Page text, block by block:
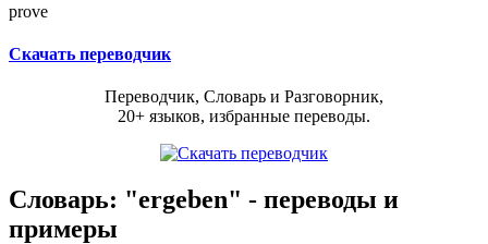
prove
Скачать переводчик
Переводчик, Словарь и Разговорник,
20+ языков, избранные переводы.
Словарь: "ergeben" - переводы и
примеры